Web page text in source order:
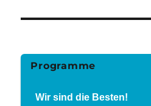
Programme
Wir sind die Besten!